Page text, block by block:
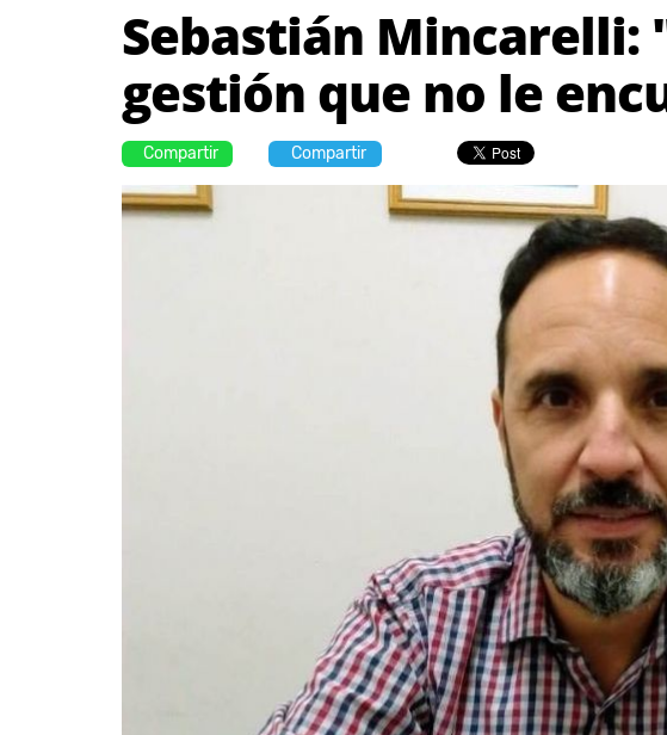
Sebastián Mincarelli:
gestión que no le
Compartir Compartir